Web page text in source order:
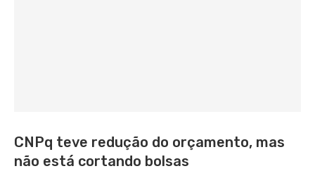
CNPq teve redução do orçamento, mas
não está cortando bolsas